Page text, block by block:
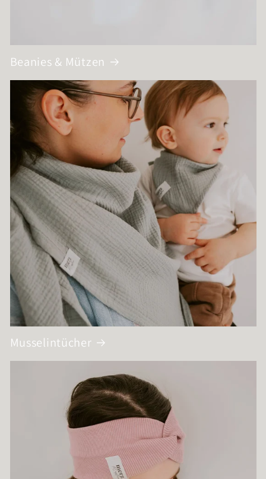
Beanies & Mützen
Musselintücher